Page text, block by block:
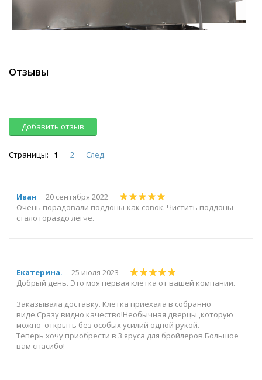
Отзывы
Добавить отзыв
Страницы: 1 2 След.
Иван
20 сентября 2022
Очень порадовали поддоны-как совок. Чистить поддоны
стало гораздо легче.
Екатерина.
25 июля 2023
Добрый день. Это моя первая клетка от вашей компании.
Заказывала доставку. Клетка приехала в собранно
виде.Сразу видно качество!Необычная дверцы ,которую
можно открыть без особых усилий одной рукой.
Теперь хочу приобрести в 3 яруса для бройлеров.Большое
вам спасибо!